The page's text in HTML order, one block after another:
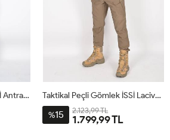
Taktikal Peçli Gömlek İSSİ Antrasit Taktikal Peçli Gömlek İSSİ Lacivert
%15 2.123,99 TL
1.799,99 TL